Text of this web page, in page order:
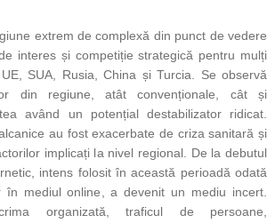
extrem de complexă din punct de vedere
interes și competiție strategică pentru mulți
SUA, Rusia, China și Turcia. Se observă
din regiune, atât convenționale, cât și
având un potențial destabilizator ridicat.
au fost exacerbate de criza sanitară și
implicați la nivel regional. De la debutul
intens folosit în această perioadă odată
în mediul online, a devenit un mediu incert.
organizată, traficul de persoane,